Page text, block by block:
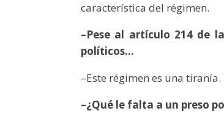
característica del régimen.
–Pese al artículo 214 de
políticos…
–Este régimen es una
–¿Qué le falta a un preso